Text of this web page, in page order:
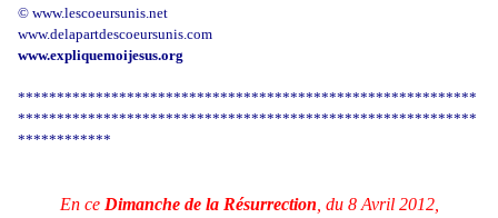
© www.lescoeursunis.net
www.delapartdescoeursunis.com
www.expliquemoijesus.org
***********************************************************
***********************************************************
************
En ce Dimanche de la Résurrection , du 8 Avril 2012,